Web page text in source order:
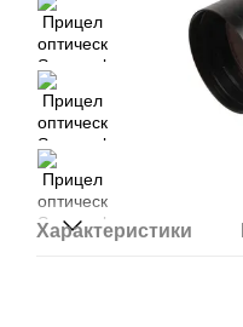
Характеристики